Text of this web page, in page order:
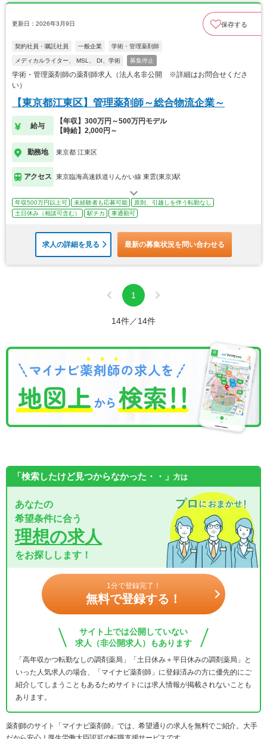
更新日：2026年3月9日 保存する
契約社員・嘱託社員 一般企業 学術・管理薬剤師
メディカルライター、 MSL、 DI、学術 募集停止
学術・管理薬剤師の薬剤師求人（法人名非公開 ※詳細はお問合せくださ
い）
【東京都江東区】管理薬剤師～総合物流企業～
給与
【年収】300万円～500万円モデル
【時給】2,000円～
勤務地 東京都 江東区
アクセス 東京臨海高速鉄道りんかい線 東雲(東京)駅
年収500万円以上可 未経験者も応募可能
原則、引越しを伴う転勤なし
土日休み（相談可含む）
駅チカ 車通勤可
求人の詳細を見る 最新の募集状況を問い合わせる
1
14件／14件
「検索したけど見つからなかった・・」 方は
あなたの
希望条件に合う
理想の求人
をお探しします！
1分で登録完了！
無料で登録する！
サイト上では公開していない
求人（非公開求人）もあります
「高年収かつ転勤なしの調剤薬局」「土日休み＋平日休みの調剤薬局」と
いった人気求人の場合、「マイナビ薬剤師」に登録済みの方に優先的にご
紹介してしまうこともあるためサイトには求人情報が掲載されないことも
あります。
薬剤師のサイト「マイナビ薬剤師」では、希望通りの求人を無料でご紹介。大手